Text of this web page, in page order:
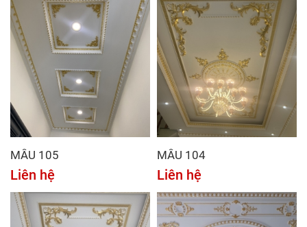
MẪU 105
Liên hệ
MẪU 104
Liên hệ